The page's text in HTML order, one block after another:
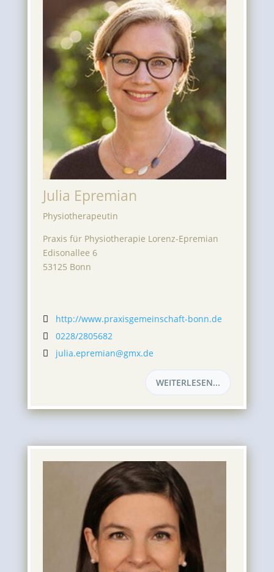
Julia Epremian
Physiotherapeutin
Praxis für Physiotherapie Lorenz-Epremian
Edisonallee 6
53125 Bonn
 http://www.praxisgemeinschaft-bonn.de
 0228/2805682
 julia.epremian@gmx.de
WEITERLESEN...